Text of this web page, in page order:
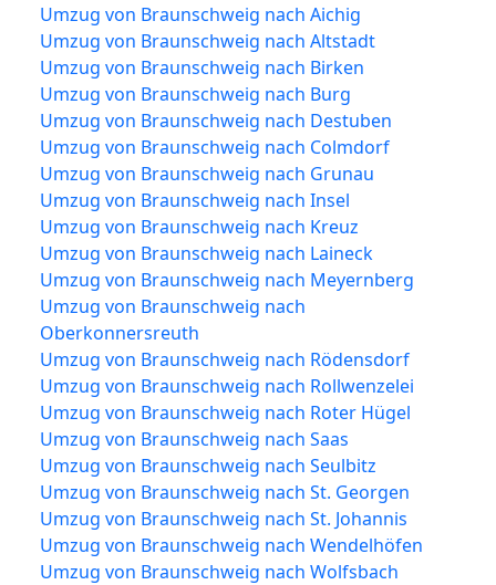
Umzug von Braunschweig nach Aichig
Umzug von Braunschweig nach Altstadt
Umzug von Braunschweig nach Birken
Umzug von Braunschweig nach Burg
Umzug von Braunschweig nach Destuben
Umzug von Braunschweig nach Colmdorf
Umzug von Braunschweig nach Grunau
Umzug von Braunschweig nach Insel
Umzug von Braunschweig nach Kreuz
Umzug von Braunschweig nach Laineck
Umzug von Braunschweig nach Meyernberg
Umzug von Braunschweig nach
Oberkonnersreuth
Umzug von Braunschweig nach Rödensdorf
Umzug von Braunschweig nach Rollwenzelei
Umzug von Braunschweig nach Roter Hügel
Umzug von Braunschweig nach Saas
Umzug von Braunschweig nach Seulbitz
Umzug von Braunschweig nach St. Georgen
Umzug von Braunschweig nach St. Johannis
Umzug von Braunschweig nach Wendelhöfen
Umzug von Braunschweig nach Wolfsbach